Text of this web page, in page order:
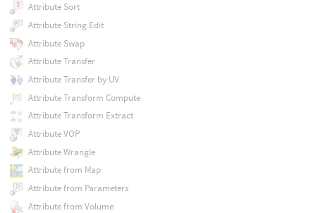
Attribute Sort
Attribute String Edit
Attribute Swap
Attribute Transfer
Attribute Transfer by UV
Attribute Transform Compute
Attribute Transform Extract
Attribute VOP
Attribute Wrangle
Attribute from Map
Attribute from Parameters
Attribute from Volume